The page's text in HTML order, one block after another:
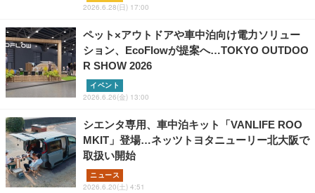
2026.6.28(日) 17:00
ペット×アウトドアや車中泊向け電力ソリュー
ション、EcoFlowが提案へ…TOKYO OUTDOO
R SHOW 2026
イベント
2026.6.26(金) 13:00
シエンタ専用、車中泊キット「VANLIFE ROO
MKIT」登場…ネッツトヨタニューリー北大阪で
取扱い開始
ニュース
2026.6.20(土) 4:51